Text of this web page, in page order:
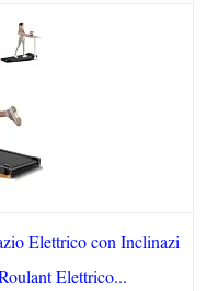
Elettrico con Inclinazi
Elettrico...